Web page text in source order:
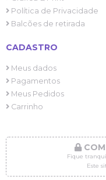
Política de Privacidade
Balcões de retirada
CADASTRO
Meus dados
Pagamentos
Meus Pedidos
Carrinho
Fique
Este